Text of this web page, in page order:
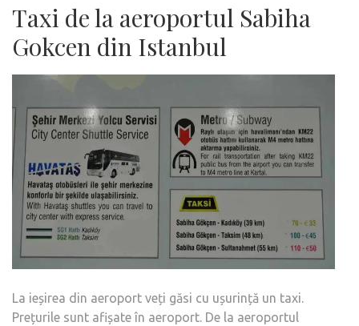
Taxi de la aeroportul Sabiha
Gokcen din Istanbul
La ieșirea din aeroport veți găsi cu ușurință un taxi.
Prețurile sunt afișate în aeroport. De la aeroportul